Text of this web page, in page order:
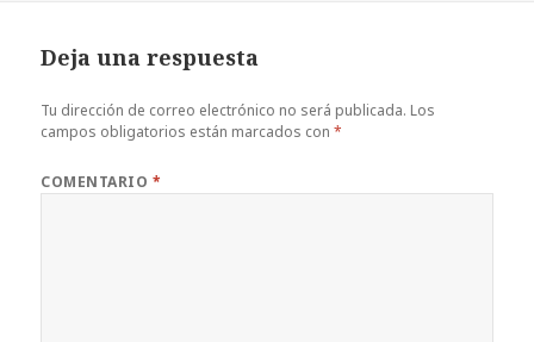
Deja una respuesta
Tu dirección de correo electrónico no será publicada. Los
campos obligatorios están marcados con*
COMENTARIO *